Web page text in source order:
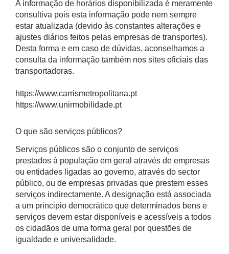
A informação de horários disponibilizada é meramente
consultiva pois esta informação pode nem sempre
estar atualizada (devido às constantes alterações e
ajustes diários feitos pelas empresas de transportes).
Desta forma e em caso de dúvidas, aconselhamos a
consulta da informação também nos sites oficiais das
transportadoras.
https://www.carrismetropolitana.pt
https://www.unirmobilidade.pt
O que são serviços públicos?
Serviços públicos são o conjunto de serviços
prestados à população em geral através de empresas
ou entidades ligadas ao governo, através do sector
público, ou de empresas privadas que prestem esses
serviços indirectamente. A designação está associada
a um principio democrático que determinados bens e
serviços devem estar disponíveis e acessíveis a todos
os cidadãos de uma forma geral por questões de
igualdade e universalidade.